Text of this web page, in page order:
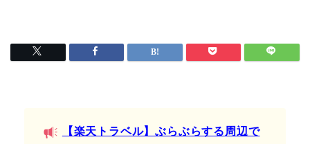
【楽天トラベル】ぶらぶらする周辺で